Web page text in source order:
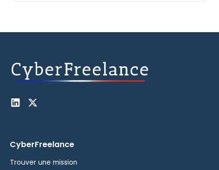
CyberFreelance
Trouver une mission